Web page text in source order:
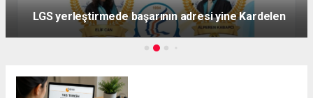
LGS yerleştirmede başarının adresi yine Kardelen